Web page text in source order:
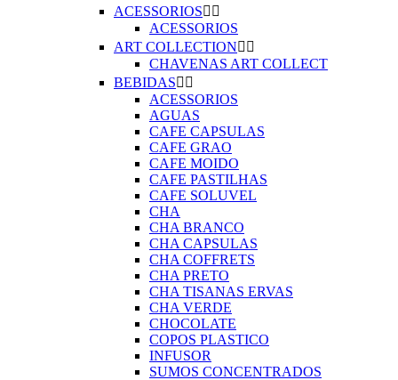
ACESSORIOS 
ACESSORIOS
ART COLLECTION 
CHAVENAS ART COLLECT
BEBIDAS 
ACESSORIOS
AGUAS
CAFE CAPSULAS
CAFE GRAO
CAFE MOIDO
CAFE PASTILHAS
CAFE SOLUVEL
CHA
CHA BRANCO
CHA CAPSULAS
CHA COFFRETS
CHA PRETO
CHA TISANAS ERVAS
CHA VERDE
CHOCOLATE
COPOS PLASTICO
INFUSOR
SUMOS CONCENTRADOS